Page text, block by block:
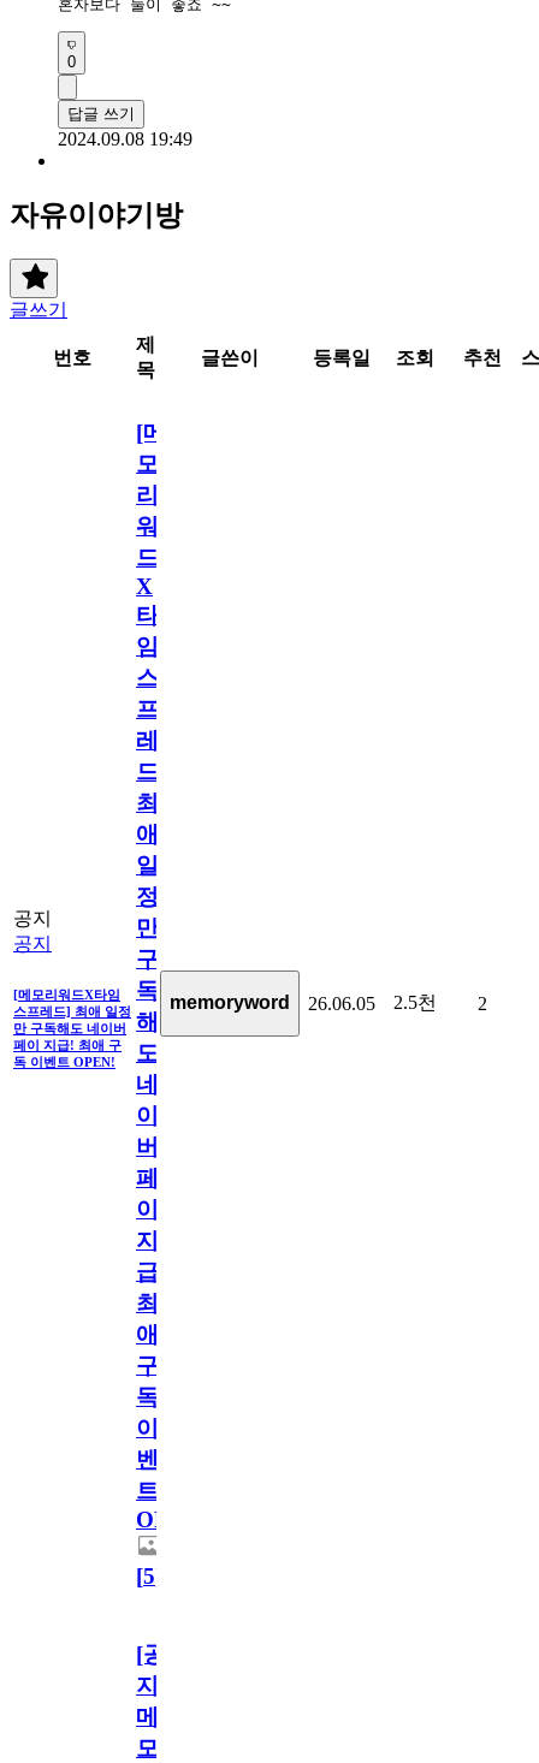
혼자보다 둘이 좋죠 ~~
0
답글 쓰기
2024.09.08 19:49
자유이야기방
글쓰기
번호
제
목
글쓴이 등록일 조회 추천
공지
공지
[메모리워드X타임
스프레드] 최애 일정
만 구독해도 네이버
페이 지급! 최애 구
독 이벤트 OPEN!
[메
모
리
워
드
X
타
임
스
프
레
드]
최
애
일
정
만
구
독
해
도
네
이
버
페
이
지
급!
최
애
구
독
이
벤
트
OPEN!
[5]
memoryword 26.06.05 2.5천 2
[공
지]
메
모